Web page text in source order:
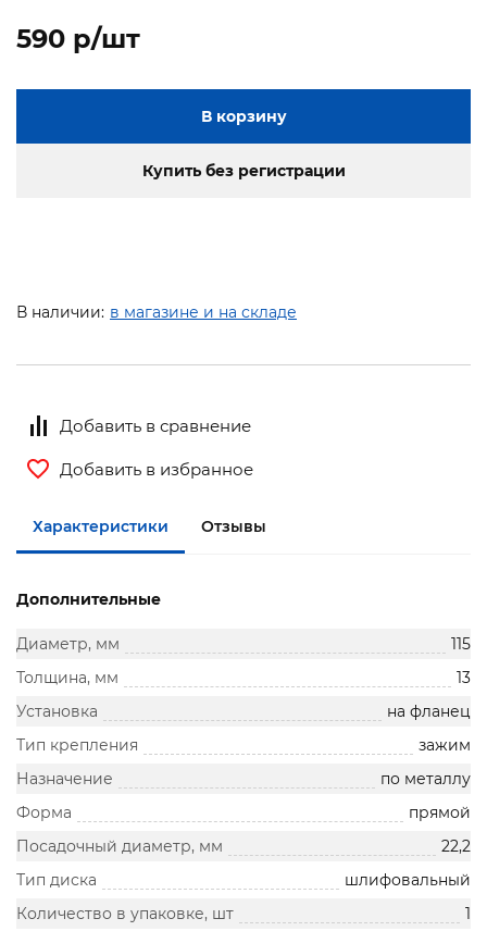
590 p/шт
В корзину
Купить без регистрации
В наличии: в магазине и на складе
Добавить в сравнение
Добавить в избранное
Характеристики Отзывы
Дополнительные
Диаметр, мм
115
Толщина, мм
13
Установка
на фланец
Тип крепления
зажим
Назначение
по металлу
Форма
прямой
Посадочный диаметр, мм
22,2
Тип диска
шлифовальный
Количество в упаковке, шт
1